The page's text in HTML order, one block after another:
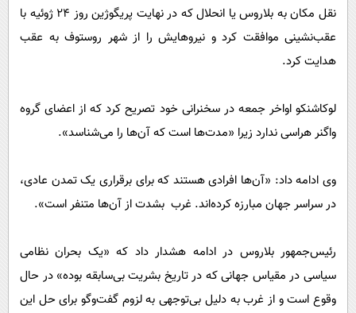
نقل مکان به بلاروس یا انحلال که در نهایت پریگوژین روز ۲۴ ژوئیه با
عقب‌نشینی موافقت کرد و نیروهایش را از شهر روستوف به عقب
هدایت کرد.
لوکاشنکو اواخر جمعه در سخنرانی خود تصریح کرد که از اعضای گروه
واگنر هراسی ندارد زیرا «مدت‌ها است که آن‌ها را می‌شناسد».
وی ادامه داد: «آن‌ها افرادی هستند که برای برقراری یک تمدن عادی،
در سراسر جهان مبارزه کرده‌اند. غرب بشدت از آن‌ها متنفر است».
رئیس‌جمهور بلاروس در ادامه هشدار داد که «یک بحران نظامی
سیاسی در مقیاس جهانی که در تاریخ بشریت بی‌سابقه بوده» در حال
وقوع است و از غرب به دلیل بی‌توجهی به لزوم گفت‌وگو برای حل این